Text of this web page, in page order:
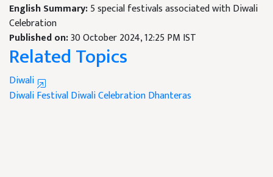
English Summary:5 special festivals associated with Diwali
Celebration
Published on:30 October 2024, 12:25 PM IST
Related Topics
Diwali
Diwali FestivalDiwali CelebrationDhanteras